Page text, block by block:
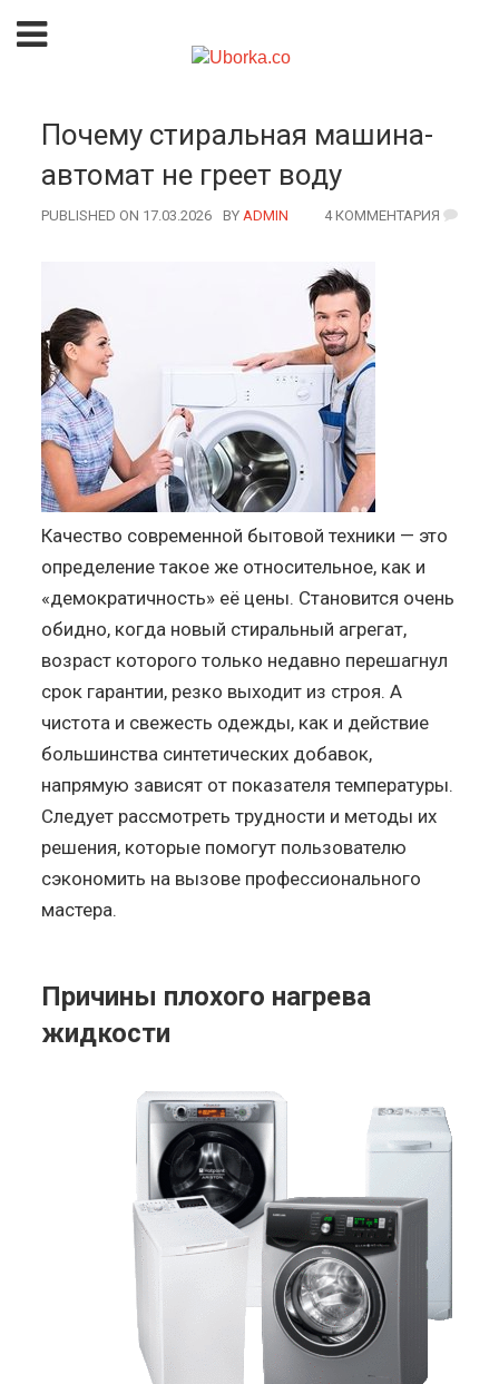
Почему стиральная машина-
автомат не греет воду
PUBLISHED ON 17.03.2026 BY AUTHOR
ADMIN 4 КОММЕНТАРИЯ
Качество современной бытовой техники — это
определение такое же относительное, как и
«демократичность» её цены. Становится очень
обидно, когда новый стиральный агрегат,
возраст которого только недавно перешагнул
срок гарантии, резко выходит из строя. А
чистота и свежесть одежды, как и действие
большинства синтетических добавок,
напрямую зависят от показателя температуры.
Следует рассмотреть трудности и методы их
решения, которые помогут пользователю
сэкономить на вызове профессионального
мастера.
Причины плохого нагрева
жидкости